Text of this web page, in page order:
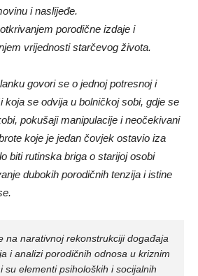
i naslijeđe.
porodične izdaje i
vrijednosti starčevog života.
govori se o jednoj potresnoj i
koja se odvija u bolničkoj sobi, gdje se
pokušaji manipulacije i neočekivani
koje je jedan čovjek ostavio iza
biti rutinska briga o starijoj osobi
dubokih porodičnih tenzija i istine
na narativnoj rekonstrukciji događaja
i analizi porodičnih odnosa u kriznim
su elementi psiholoških i socijalnih